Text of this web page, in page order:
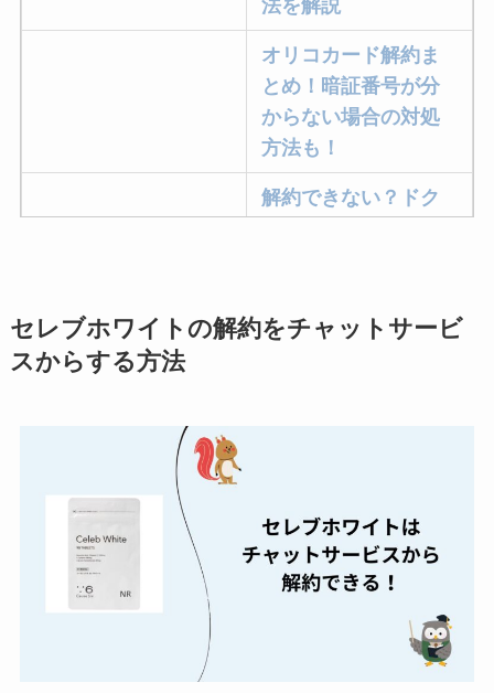
法を解説
オリコカード解約ま
とめ！暗証番号が分
からない場合の対処
方法も！
解約できない？ドク
解約方法まとめ！契
ベストタイミングを
詳しく解説！
ユンス美容液の解約
まとめ！電話が繋が
らない時の裏ワザ
セレブホワイトの解約をチャットサービ
スからする方法